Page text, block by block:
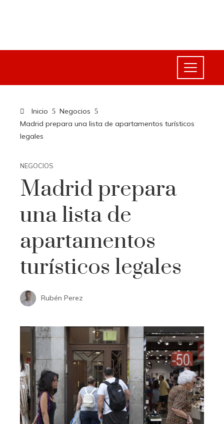
Inicio
Negocios
Madrid prepara una lista de apartamentos turísticos
legales
NEGOCIOS
Madrid prepara
una lista de
apartamentos
turísticos legales
Rubén Perez